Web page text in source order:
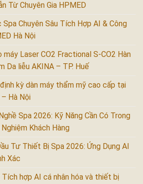
Từ Chuyên Gia HPMED
Spa Chuyên Sâu Tích Hợp AI & Công
Hà Nội
máy Laser CO2 Fractional S-CO2 Hàn
Da liễu AKINA – TP. Huế
kỳ dàn máy thẩm mỹ cao cấp tại
Hà Nội
Spa 2026: Kỹ Năng Cần Có Trong
Khách Hàng
Tư Thiết Bị Spa 2026: Ứng Dụng AI
Xác
hợp AI cá nhân hóa và thiết bị